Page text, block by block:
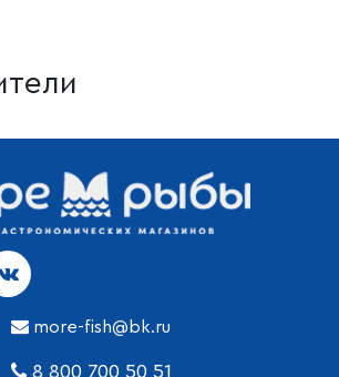
more-fish@bk.ru
8 800 700 50 51